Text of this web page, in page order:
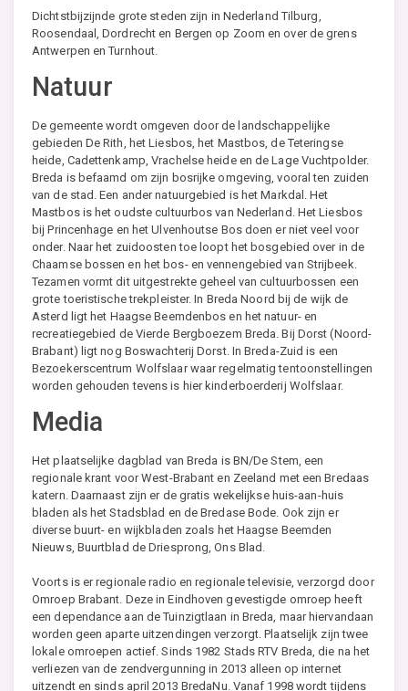
Dichtstbijzijnde grote steden zijn in Nederland Tilburg,
Roosendaal, Dordrecht en Bergen op Zoom en over de grens
Antwerpen en Turnhout.
Natuur
De gemeente wordt omgeven door de landschappelijke
gebieden De Rith, het Liesbos, het Mastbos, de Teteringse
heide, Cadettenkamp, Vrachelse heide en de Lage Vuchtpolder.
Breda is befaamd om zijn bosrijke omgeving, vooral ten zuiden
van de stad. Een ander natuurgebied is het Markdal. Het
Mastbos is het oudste cultuurbos van Nederland. Het Liesbos
bij Princenhage en het Ulvenhoutse Bos doen er niet veel voor
onder. Naar het zuidoosten toe loopt het bosgebied over in de
Chaamse bossen en het bos- en vennengebied van Strijbeek.
Tezamen vormt dit uitgestrekte geheel van cultuurbossen een
grote toeristische trekpleister. In Breda Noord bij de wijk de
Asterd ligt het Haagse Beemdenbos en het natuur- en
recreatiegebied de Vierde Bergboezem Breda. Bij Dorst (Noord-
Brabant) ligt nog Boswachterij Dorst. In Breda-Zuid is een
Bezoekerscentrum Wolfslaar waar regelmatig tentoonstellingen
worden gehouden tevens is hier kinderboerderij Wolfslaar.
Media
Het plaatselijke dagblad van Breda is BN/De Stem, een
regionale krant voor West-Brabant en Zeeland met een Bredaas
katern. Daarnaast zijn er de gratis wekelijkse huis-aan-huis
bladen als het Stadsblad en de Bredase Bode. Ook zijn er
diverse buurt- en wijkbladen zoals het Haagse Beemden
Nieuws, Buurtblad de Driesprong, Ons Blad.
Voorts is er regionale radio en regionale televisie, verzorgd door
Omroep Brabant. Deze in Eindhoven gevestigde omroep heeft
een dependance aan de Tuinzigtlaan in Breda, maar hiervandaan
worden geen aparte uitzendingen verzorgt. Plaatselijk zijn twee
lokale omroepen actief. Sinds 1982 Stads RTV Breda, die na het
verliezen van de zendvergunning in 2013 alleen op internet
uitzendt en sinds april 2013 BredaNu. Vanaf 1998 wordt tijdens